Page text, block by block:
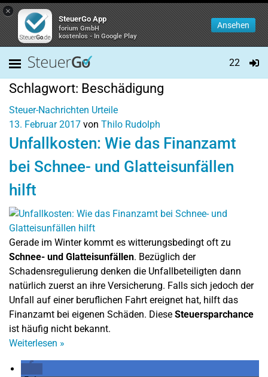
×
SteuerGo App
forium GmbH
kostenlos - In Google Play
Ansehen
22
Schlagwort: Beschädigung
Steuer-Nachrichten Urteile
13. Februar 2017 von Thilo Rudolph
Unfallkosten: Wie das Finanzamt
bei Schnee- und Glatteisunfällen
hilft
Gerade im Winter kommt es witterungsbedingt oft zu
Schnee- und Glatteisunfällen. Bezüglich der
Schadensregulierung denken die Unfallbeteiligten dann
natürlich zuerst an ihre Versicherung. Falls sich jedoch der
Unfall auf einer beruflichen Fahrt ereignet hat, hilft das
Finanzamt bei eigenen Schäden. Diese Steuersparchance
ist häufig nicht bekannt.
Weiterlesen »